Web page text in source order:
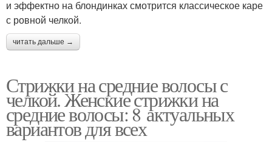
и эффектно на блондинках смотрится классическое каре
с ровной челкой.
читать дальше →
Стрижки на средние волосы с
челкой. Женские стрижки на
средние волосы: 8 актуальных
вариантов для всех